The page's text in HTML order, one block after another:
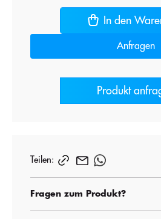
In den
Anfragen
Produkt
Teilen:
Fragen zum Produkt?